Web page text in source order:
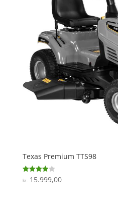
Texas Premium TTS98
Vurderet
3.9
kr. 15.999,00